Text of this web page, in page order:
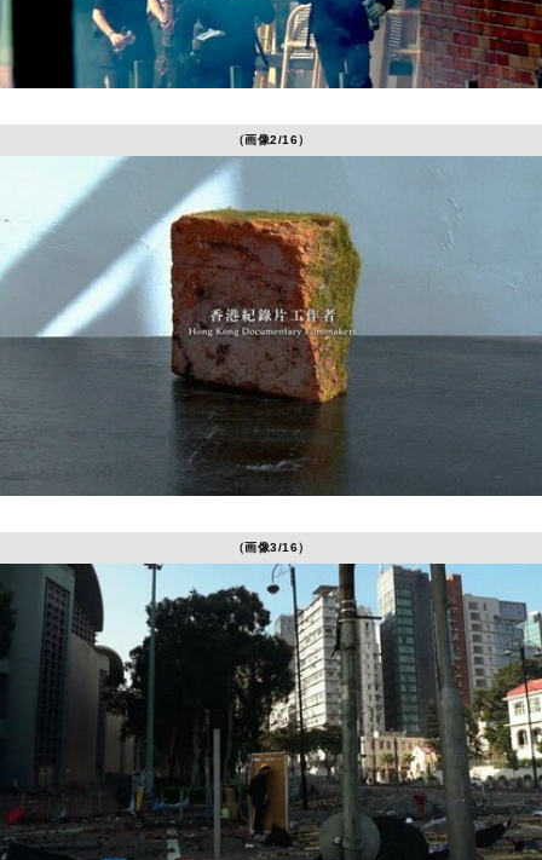
（画像2/16）
（画像3/16）